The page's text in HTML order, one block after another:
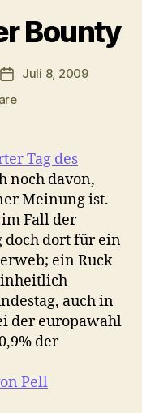
Bounty
Juli 8, 2009
zu
der
Bounty
Tag des
noch davon,
Meinung ist.
Fall der
doch dort für ein
ein Ruck
auch in
der europawahl
der
Pell